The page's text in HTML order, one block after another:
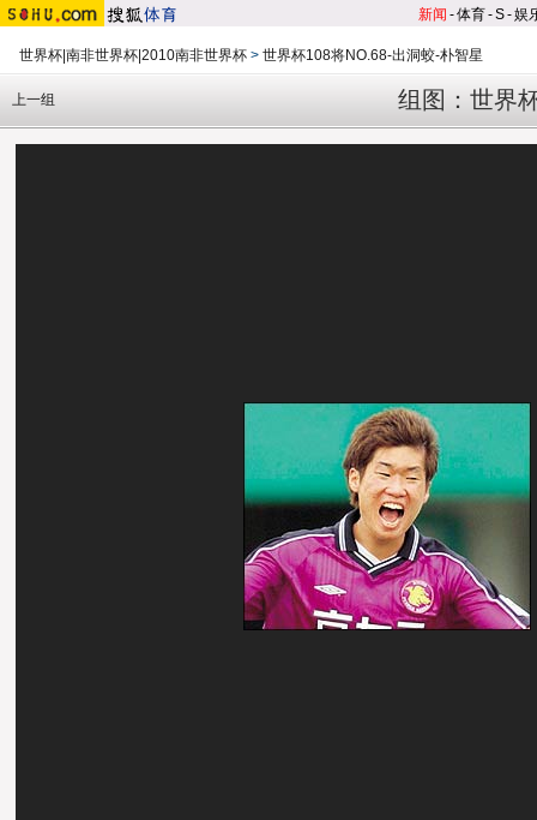
新闻 -体育-S-娱
世界杯|南非世界杯|2010南非世界杯 > 世界杯108将NO.68-出洞蛟-朴智星
组图：世界
上一组